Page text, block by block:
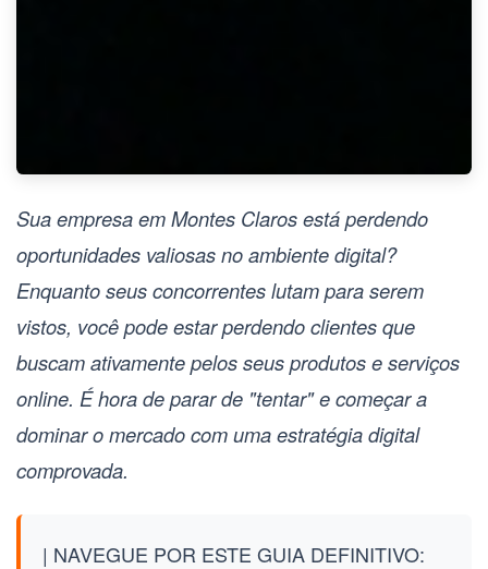
Sua empresa em Montes Claros está perdendo
oportunidades valiosas no ambiente digital?
Enquanto seus concorrentes lutam para serem
vistos, você pode estar perdendo clientes que
buscam ativamente pelos seus produtos e serviços
online. É hora de parar de "tentar" e começar a
dominar o mercado com uma estratégia digital
comprovada.
| NAVEGUE POR ESTE GUIA DEFINITIVO: